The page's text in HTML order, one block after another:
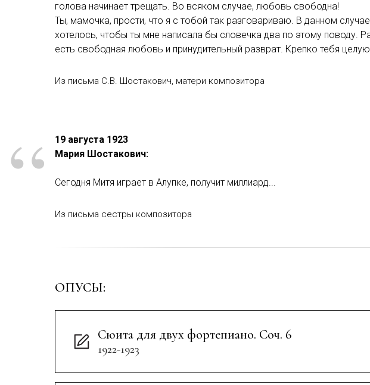
голова начинает трещать. Во всяком случае, любовь свободна!
Ты, мамочка, прости, что я с тобой так разговариваю. В данном
хотелось, чтобы ты мне написала бы словечка два по этому поводу.
есть свободная любовь и принудительный разврат. Крепко тебя
Из письма С.В. Шостакович, матери композитора
“
19 августа 1923
Мария Шостакович:
Сегодня Митя играет в Алупке, получит миллиард...
Из письма сестры композитора
ОПУСЫ:
Сюита для двух фортепиано. Соч. 6
1922-1923